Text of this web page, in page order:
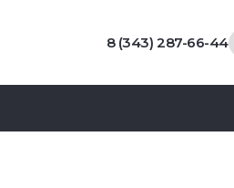
8 (343) 287-66-44